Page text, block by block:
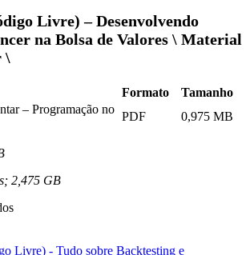
Livre) – Desenvolvendo
na Bolsa de Valores \ Material
\
Formato
Tamanho
– Programação no
PDF 0,975 MB
2,475 GB